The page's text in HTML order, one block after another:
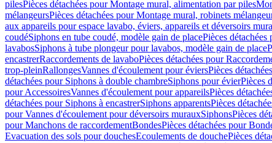
pilesPièces détachées pour Montage mural, alimentation par piles
mélangeursPièces détachées pour Montage mural, robinets
aux appareils pour espace lavabo, éviers, appareils et déversoirs
coudéSiphons en tube coudé, modèle gain de placePièces
lavabosSiphons à tube plongeur pour lavabos, modèle gain de place
encastrerRaccordements de lavaboPièces détachées pour
trop-pleinRallongesVannes d'écoulement pour éviersPièces
détachées pour Siphons à double chambreSiphons pour évierPièces
pour AccessoiresVannes d'écoulement pour appareilsPièces
détachées pour Siphons à encastrerSiphons apparentsPièces
pour Vannes d'écoulement pour déversoirs murauxSiphonsPièces
pour Manchons de raccordementBondesPièces détachées pour
Evacuation des sols pour douchesEcoulements de douchePièces